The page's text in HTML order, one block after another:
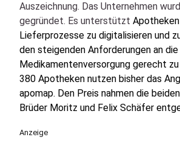
Auszeichnung. Das Unternehmen
gegründet. Es unterstützt
Lieferprozesse zu digitalisieren und
den steigenden Anforderungen an die
Medikamentenversorgung gerecht zu
380 Apotheken nutzen bisher das
apomap. Den Preis nahmen die
Brüder Moritz und Felix Schäfer
Anzeige